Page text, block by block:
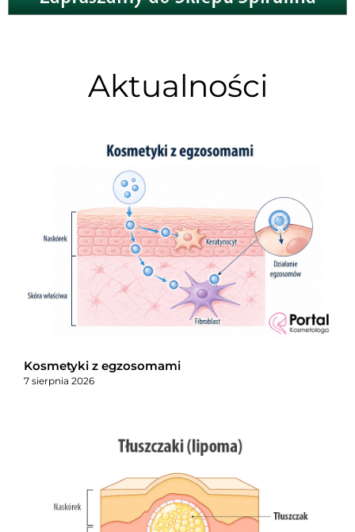
Aktualności
Kosmetyki z egzosomami
7 sierpnia 2026